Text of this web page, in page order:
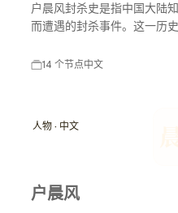
户晨风封杀史是指中国大陆
而遭遇的封杀事件。这一历
上因各种原因受到媒体和公
14 个节点中文
人物 · 中文
户晨风